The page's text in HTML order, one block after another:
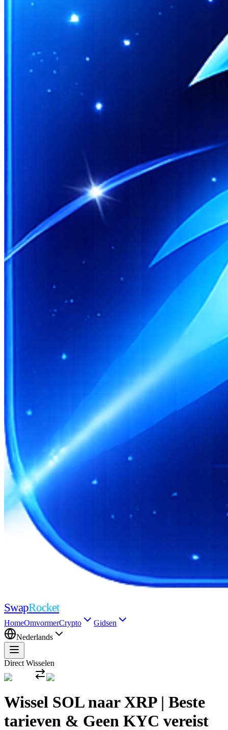
SwapRocket
HomeOmvormerCrypto
Gidsen
Nederlands
Direct Wisselen
Wissel SOL naar XRP | Beste
tarieven & Geen KYC vereist